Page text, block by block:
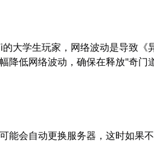
大学生玩家，网络波动是导致《
降低网络波动，确保在释放"奇门
能会自动更换服务器，这时如果